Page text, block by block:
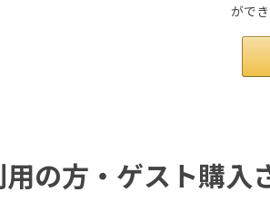
ができ
の方・ゲスト購入